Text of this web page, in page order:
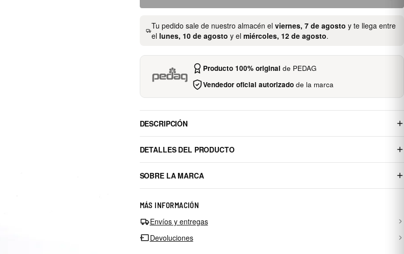
Tu pedido sale de nuestro almacén elviernes, 7 de agosto y te llega entre
el lunes, 10 de agosto y elmiércoles, 12 de agosto.
Producto 100% original de PEDAG
Vendedor oficial autorizado de la marca
DESCRIPCIÓN
DETALLES DEL PRODUCTO
SOBRE LA MARCA
MÁS INFORMACIÓN
Envíos y entregas
Devoluciones